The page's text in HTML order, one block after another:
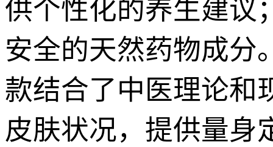
供个性化的养生建议
安全的天然药物成分
款结合了中医理论和
皮肤状况，提供量身